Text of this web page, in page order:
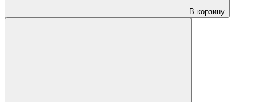
В корзину